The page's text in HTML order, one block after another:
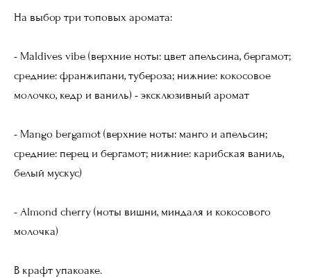
На выбор три топовых аромата:
- Maldives vibe (верхние ноты: цвет апельсина, бергамот;
средние: франжипани, тубероза; нижние: кокосовое
молочко, кедр и ваниль) - эксклюзивный аромат
- Mango bergamot (верхние ноты: манго и апельсин;
средние: перец и бергамот; нижние: карибская ваниль,
белый мускус)
- Almond cherry (ноты вишни, миндаля и кокосового
молочка)
В крафт упакоаке.